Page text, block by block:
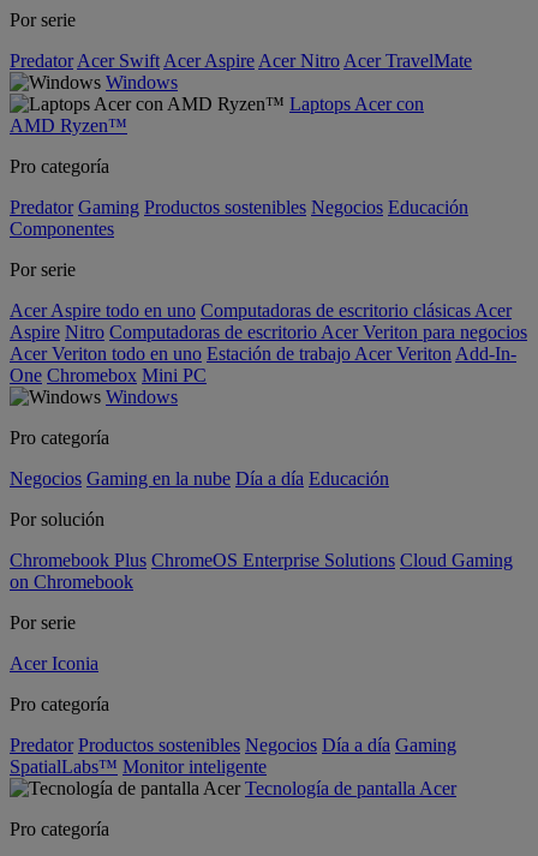
Por serie
Predator Acer Swift Acer Aspire Acer Nitro Acer TravelMate
Windows
Laptops Acer con
AMD Ryzen™
Pro categoría
Predator Gaming Productos sostenibles Negocios Educación
Componentes
Por serie
Acer Aspire todo en uno Computadoras de escritorio clásicas Acer
Aspire Nitro Computadoras de escritorio Acer Veriton para negocios
Acer Veriton todo en uno Estación de trabajo Acer Veriton Add-In-
One Chromebox Mini PC
Windows
Pro categoría
Negocios Gaming en la nube Día a día Educación
Por solución
Chromebook Plus ChromeOS Enterprise Solutions Cloud Gaming
on Chromebook
Por serie
Acer Iconia
Pro categoría
Predator Productos sostenibles Negocios Día a día Gaming
SpatialLabs™ Monitor inteligente
Tecnología de pantalla Acer
Pro categoría